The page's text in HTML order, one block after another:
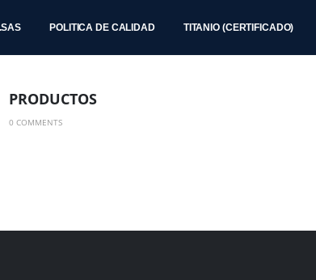
POLITICA DE CALIDAD TITANIO (CERTIFICADO)
PRODUCTOS
0 COMMENTS